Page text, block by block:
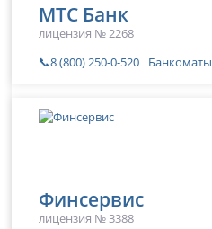
МТС Банк
лицензия № 2268
📞8 (800) 250-0-520
Банкоматы
Финсервис
лицензия № 3388